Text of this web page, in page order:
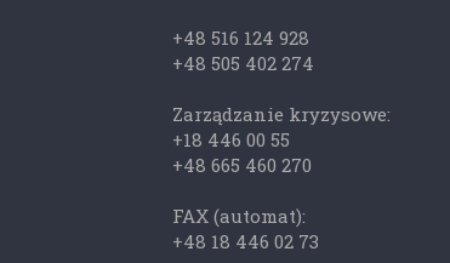
+48 516 124 928
+48 505 402 274
Zarządzanie kryzysowe:
+18 446 00 55
+48 665 460 270
FAX (automat):
+48 18 446 02 73